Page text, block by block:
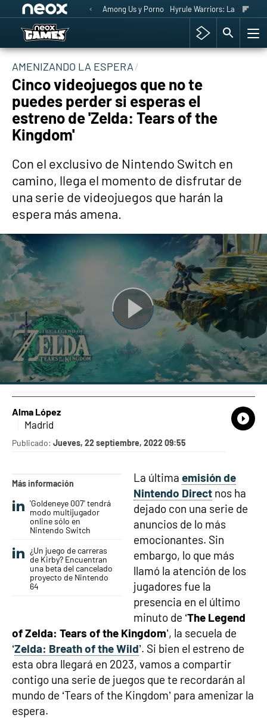
Among Us y Porno Hyrule Warriors: La Era del
AMENIZANDO LA ESPERA
Cinco videojuegos que no te
puedes perder si esperas el
estreno de 'Zelda: Tears of the
Kingdom'
Con el exclusivo de Nintendo Switch en
camino, llega el momento de disfrutar de
una serie de videojuegos que harán la
espera más amena.
Alma López
Madrid
Publicado: Jueves, 22 septiembre, 2022 09:55
Más información
'Goldeneye 007' tendrá
modo multijugador
online sólo en
Nintendo Switch
¿Un juego de carreras
de Kirby? Encuentran
una beta del cancelado
proyecto de Nintendo
64
La última emisión de
Nintendo Direct nos ha
dejado con una serie de
anuncios de lo más
emocionantes. Sin
embargo, lo que más
llamó la atención de los
jugadores fue la
presencia en el último
minuto de ‘The Legend
of Zelda: Tears of the Kingdom’, la secuela de
‘Zelda: Breath of the Wild’. Si bien el estreno de
esta obra llegará en 2023, vamos a compartir
contigo una serie de juegos que te recordarán al
mundo de ‘Tears of the Kingdom’ para amenizar la
espera.